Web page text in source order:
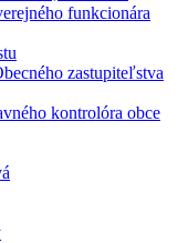
funkcionára
zastupiteľstva
kontrolóra obce